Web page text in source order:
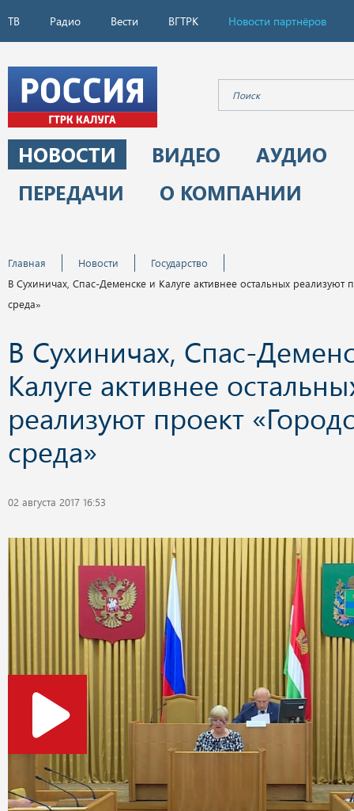
ТВ Радио Вести ВГТРК Новости партнёров
НОВОСТИ ВИДЕО
АУДИО
ПЕРЕДАЧИ
О КОМПАНИИ
Главная Новости
Государство
В Сухиничах, Спас-Деменске и Калуге активнее остальных реализуют
среда»
В Сухиничах, Спас-
Калуге активнее
реализуют проект
среда»
02 августа 2017 16:53